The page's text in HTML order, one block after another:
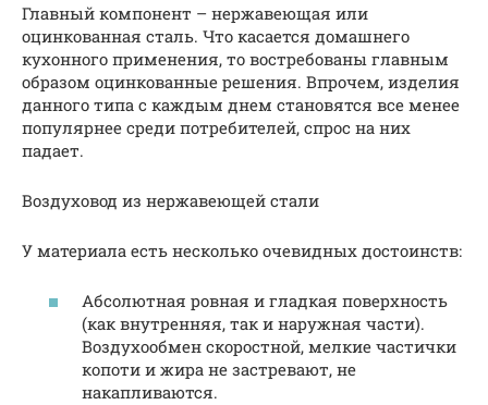
Главный компонент – нержавеющая или
оцинкованная сталь. Что касается домашнего
кухонного применения, то востребованы главным
образом оцинкованные решения. Впрочем, изделия
данного типа с каждым днем становятся все менее
популярнее среди потребителей, спрос на них
падает.
Воздуховод из нержавеющей стали
У материала есть несколько очевидных достоинств:
Абсолютная ровная и гладкая поверхность
(как внутренняя, так и наружная части).
Воздухообмен скоростной, мелкие частички
копоти и жира не застревают, не
накапливаются.